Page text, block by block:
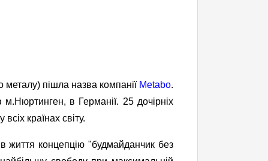
пішла назва компанії Metabo.
м.Нюртинген, в Германії. 25 дочірніх
країнах світу.
життя концепцію "будмайданчик без